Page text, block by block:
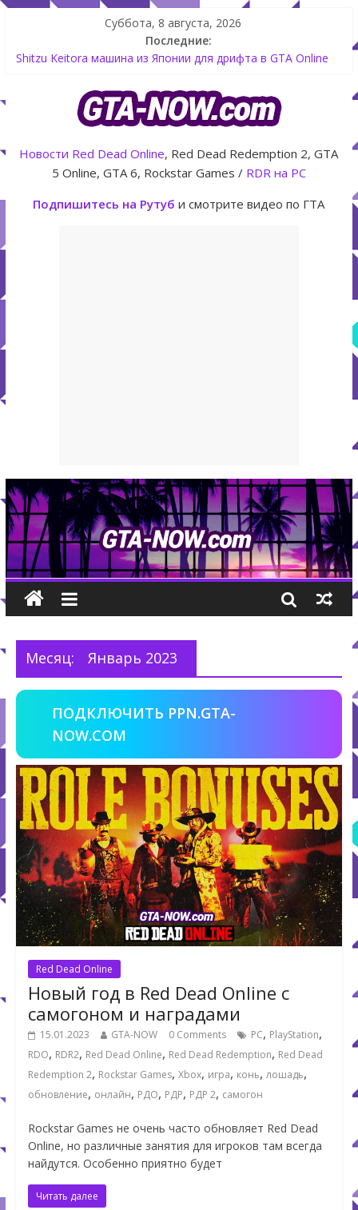
Суббота, 8 августа, 2026
Последние:
Как создать аккаунт Rockstar Games Social Club инструкция
Shitzu Keitora машина из Японии для дрифта в GTA Online
GTA Online уже 14 июля
GTA Online: Rockstar запускает программу Fine Art Collector
Летнее обновление для GTA 5 Online The Kortz Center Heist
Новости Red Dead Online, Red Dead Redemption 2, GTA
5 Online, GTA 6, Rockstar Games / RDR на PC
Подпишитесь на Рутуб и смотрите видео по ГТА
Месяц: Январь 2023
ПОДКЛЮЧИТЬ PPN.GTA-
NOW.COM
Red Dead Online
Новый год в Red Dead Online с
самогоном и наградами
15.01.2023 GTA-NOW 0 Comments PC, PlayStation,
RDO, RDR2, Red Dead Online, Red Dead Redemption, Red Dead
Redemption 2, Rockstar Games, Xbox, игра, конь, лошадь,
обновление, онлайн, РДО, РДР, РДР 2, самогон
Rockstar Games не очень часто обновляет Red Dead
Online, но различные занятия для игроков там всегда
найдутся. Особенно приятно будет
Читать далее